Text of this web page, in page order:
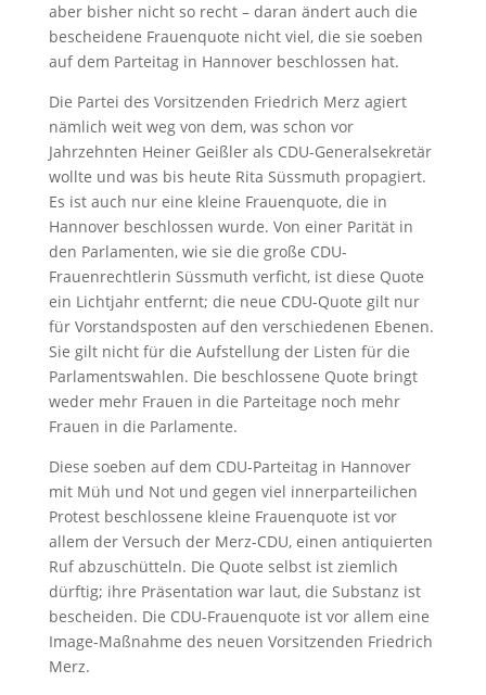
aber bisher nicht so recht – daran ändert auch die
bescheidene Frauenquote nicht viel, die sie soeben
auf dem Parteitag in Hannover beschlossen hat.
Die Partei des Vorsitzenden Friedrich Merz agiert
nämlich weit weg von dem, was schon vor
Jahrzehnten Heiner Geißler als CDU-Generalsekretär
wollte und was bis heute Rita Süssmuth propagiert.
Es ist auch nur eine kleine Frauenquote, die in
Hannover beschlossen wurde. Von einer Parität in
den Parlamenten, wie sie die große CDU-
Frauenrechtlerin Süssmuth verficht, ist diese Quote
ein Lichtjahr entfernt; die neue CDU-Quote gilt nur
für Vorstandsposten auf den verschiedenen Ebenen.
Sie gilt nicht für die Aufstellung der Listen für die
Parlamentswahlen. Die beschlossene Quote bringt
weder mehr Frauen in die Parteitage noch mehr
Frauen in die Parlamente.
Diese soeben auf dem CDU-Parteitag in Hannover
mit Müh und Not und gegen viel innerparteilichen
Protest beschlossene kleine Frauenquote ist vor
allem der Versuch der Merz-CDU, einen antiquierten
Ruf abzuschütteln. Die Quote selbst ist ziemlich
dürftig; ihre Präsentation war laut, die Substanz ist
bescheiden. Die CDU-Frauenquote ist vor allem eine
Image-Maßnahme des neuen Vorsitzenden Friedrich
Merz.